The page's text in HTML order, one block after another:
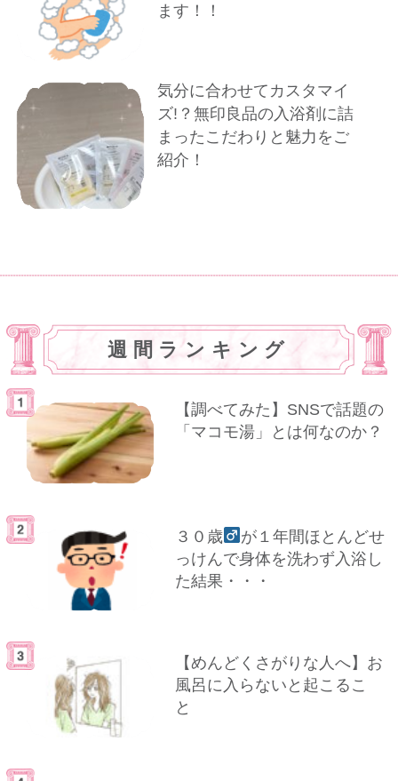
ます！！
気分に合わせてカスタマイ
ズ!？無印良品の入浴剤に詰
まったこだわりと魅力をご
紹介！
週間ランキング
【調べてみた】SNSで話題の
「マコモ湯」とは何なのか？
３０歳
が１年間ほとんどせ
っけんで身体を洗わず入浴し
た結果・・・
【めんどくさがりな人へ】お
風呂に入らないと起こるこ
と